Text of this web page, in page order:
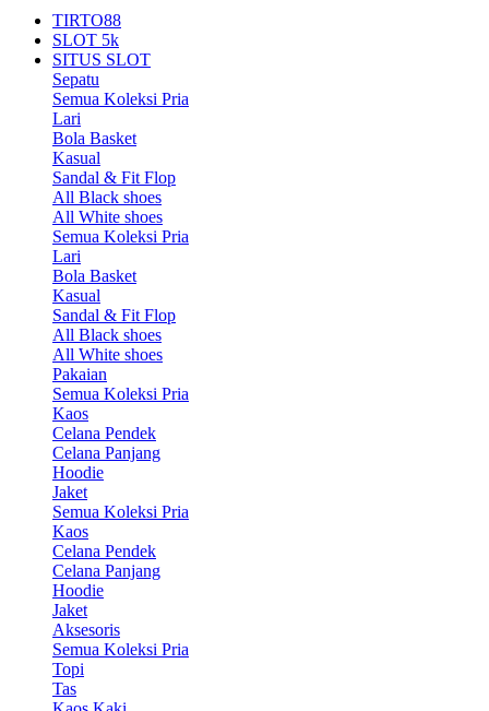
TIRTO88
SLOT 5k
SITUS SLOT
Sepatu
Semua Koleksi Pria
Lari
Bola Basket
Kasual
Sandal & Fit Flop
All Black shoes
All White shoes
Semua Koleksi Pria
Lari
Bola Basket
Kasual
Sandal & Fit Flop
All Black shoes
All White shoes
Pakaian
Semua Koleksi Pria
Kaos
Celana Pendek
Celana Panjang
Hoodie
Jaket
Semua Koleksi Pria
Kaos
Celana Pendek
Celana Panjang
Hoodie
Jaket
Aksesoris
Semua Koleksi Pria
Topi
Tas